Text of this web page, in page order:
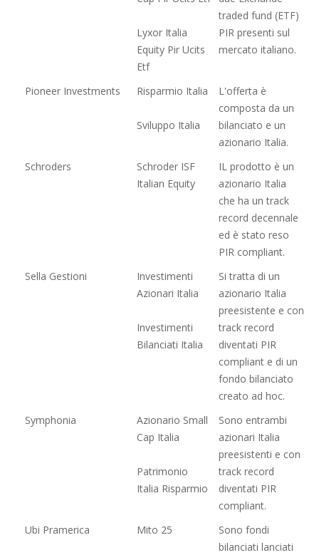
Lyxor Italia
Equity Pir Ucits
Etf
traded fund (ETF)
PIR presenti sul
mercato italiano.
Pioneer Investments Risparmio Italia
Sviluppo Italia
L'offerta è
composta da un
bilanciato e un
azionario Italia.
Schroders
Schroder ISF
Italian Equity
IL prodotto è un
azionario Italia
che ha un track
record decennale
ed è stato reso
PIR compliant.
Sella Gestioni
Investimenti
Azionari Italia
Investimenti
Bilanciati Italia
Si tratta di un
azionario Italia
preesistente e con
track record
diventati PIR
compliant e di un
fondo bilanciato
creato ad hoc.
Symphonia
Azionario Small
Cap Italia
Patrimonio
Italia Risparmio
Sono entrambi
azionari Italia
preesistenti e con
track record
diventati PIR
compliant.
Ubi Pramerica
Mito 25
Sono fondi
bilanciati lanciati